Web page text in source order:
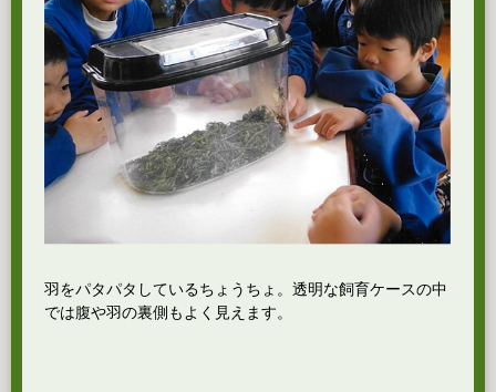
羽をパタパタしているちょうちょ。透明な飼育ケースの中
では腹や羽の裏側もよく見えます。